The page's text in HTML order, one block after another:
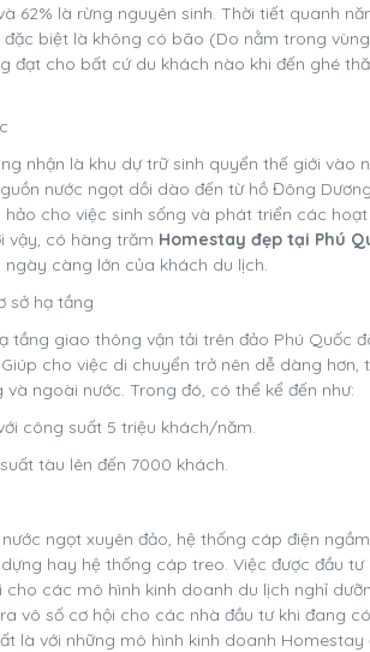
62% là rừng nguyên sinh. Thời tiết quanh
đặc biệt là không có bão (Do nằm trong
đạt cho bất cứ du khách nào khi đến ghé
nhận là khu dự trữ sinh quyển thế giới vào
nước ngọt dồi dào đến từ hồ Đông
hảo cho việc sinh sống và phát triển các
vậy, có hàng trăm Homestay đẹp tại Phú
càng lớn của khách du lịch.
sở hạ tầng
tầng giao thông vận tải trên đảo Phú Quốc
cho việc di chuyển trở nên dễ dàng hơn,
ngoài nước. Trong đó, có thể kể đến như:
công suất 5 triệu khách/năm.
tàu lên đến 7000 khách.
ngọt xuyên đảo, hệ thống cáp điện
hay hệ thống cáp treo. Việc được đầu tư
các mô hình kinh doanh du lịch nghỉ
vô số cơ hội cho các nhà đầu tư khi đang
là với những mô hình kinh doanh Homestay